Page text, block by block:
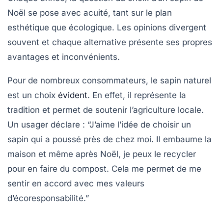
Noël se pose avec acuité, tant sur le plan
esthétique que écologique. Les opinions divergent
souvent et chaque alternative présente ses propres
avantages et inconvénients.
Pour de nombreux consommateurs, le sapin naturel
est un choix évident. En effet, il représente la
tradition et permet de soutenir l’agriculture locale.
Un usager déclare : “J’aime l’idée de choisir un
sapin qui a poussé près de chez moi. Il embaume la
maison et même après Noël, je peux le recycler
pour en faire du compost. Cela me permet de me
sentir en accord avec mes valeurs
d’écoresponsabilité.”